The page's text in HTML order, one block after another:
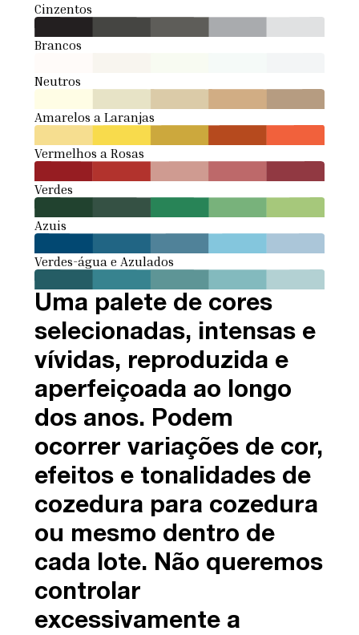
Cinzentos
Brancos
Neutros
Amarelos a Laranjas
Vermelhos a Rosas
Verdes
Azuis
Verdes-água e Azulados
Uma palete de cores
selecionadas, intensas e
vívidas, reproduzida e
aperfeiçoada ao longo
dos anos. Podem
ocorrer variações de cor,
efeitos e tonalidades de
cozedura para cozedura
ou mesmo dentro de
cada lote. Não queremos
controlar
excessivamente a